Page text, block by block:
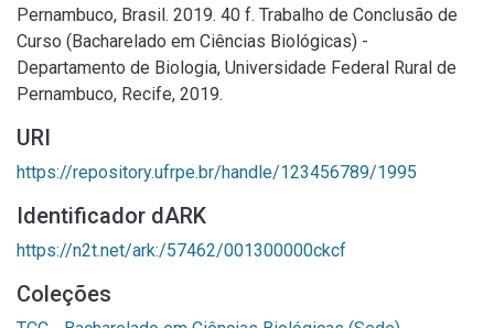
Pernambuco, Brasil. 2019. 40 f. Trabalho de Conclusão de
Curso (Bacharelado em Ciências Biológicas) -
Departamento de Biologia, Universidade Federal Rural de
Pernambuco, Recife, 2019.
URI
https://repository.ufrpe.br/handle/123456789/1995
Identificador dARK
https://n2t.net/ark:/57462/001300000ckcf
Coleções